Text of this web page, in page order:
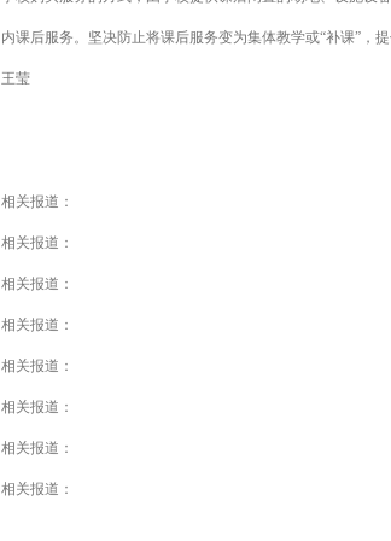
内课后服务。坚决防止将课后服务变为集体教学或“补课”，
王莹
相关报道：
相关报道：
相关报道：
相关报道：
相关报道：
相关报道：
相关报道：
相关报道：